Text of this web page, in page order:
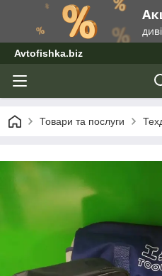
Avtofishka.biz
Товари та послуги